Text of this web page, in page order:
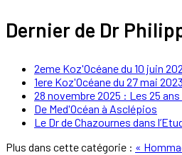
Dernier de Dr
2eme Koz'Océane du 10 juin
1ere Koz'Océane du 27 mai
28 novembre 2025 : Les 25 ans
De Med'Océan à Asclépios
Le Dr de Chazournes dans
Plus dans cette catégorie : «